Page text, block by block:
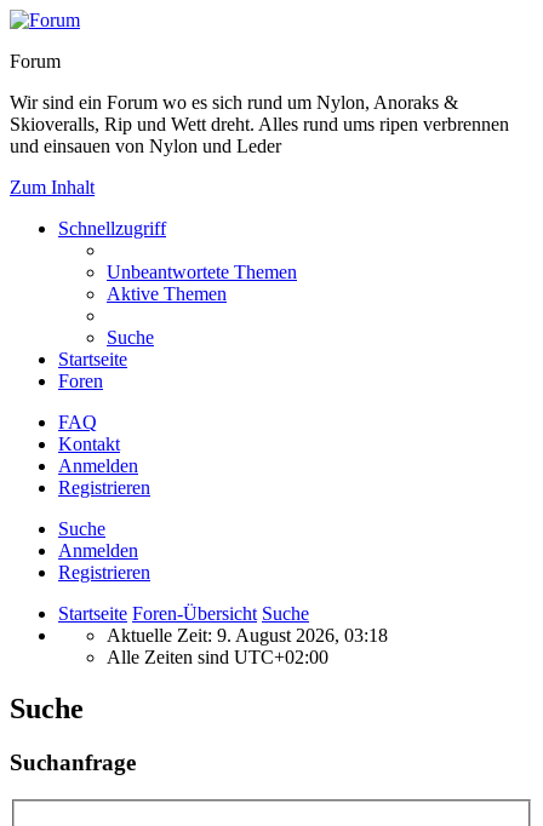
Forum
Wir sind ein Forum wo es sich rund um Nylon, Anoraks &
Skioveralls, Rip und Wett dreht. Alles rund ums ripen verbrennen
und einsauen von Nylon und Leder
Zum Inhalt
Schnellzugriff
Unbeantwortete Themen
Aktive Themen
Suche
Startseite
Foren
FAQ
Kontakt
Anmelden
Registrieren
Suche
Anmelden
Registrieren
Startseite Foren-Übersicht Suche
Aktuelle Zeit: 9. August 2026, 03:18
Alle Zeiten sind UTC+02:00
Suche
Suchanfrage